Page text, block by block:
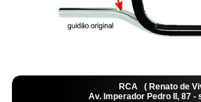
RCA ( Renato de
Av. Imperador Pedro II,